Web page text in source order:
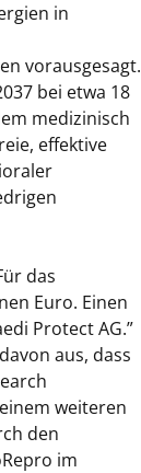
in
vorausgesagt.
bei etwa 18
medizinisch
effektive
das
Euro. Einen
Protect AG.”
aus, dass
weiteren
den
im